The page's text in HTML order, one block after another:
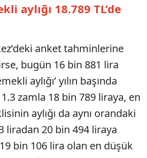
aylığı 18.789 TL’de
anket tahminlerine
bugün 16 bin 881 lira
aylığı’ yılın başında
zamla 18 bin 789 liraya, en
aylığı da aynı orandaki
liradan 20 bin 494 liraya
bin 106 lira olan en düşük